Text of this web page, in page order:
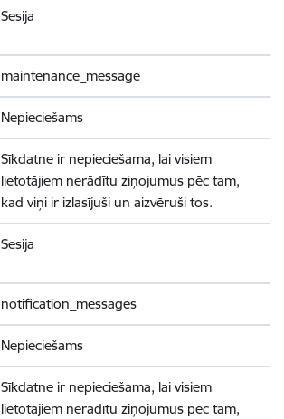
Sesija
maintenance_message
Nepieciešams
Sīkdatne ir nepieciešama, lai visiem
lietotājiem nerādītu ziņojumus pēc tam,
kad viņi ir izlasījuši un aizvēruši tos.
Sesija
notification_messages
Nepieciešams
Sīkdatne ir nepieciešama, lai visiem
lietotājiem nerādītu ziņojumus pēc tam,